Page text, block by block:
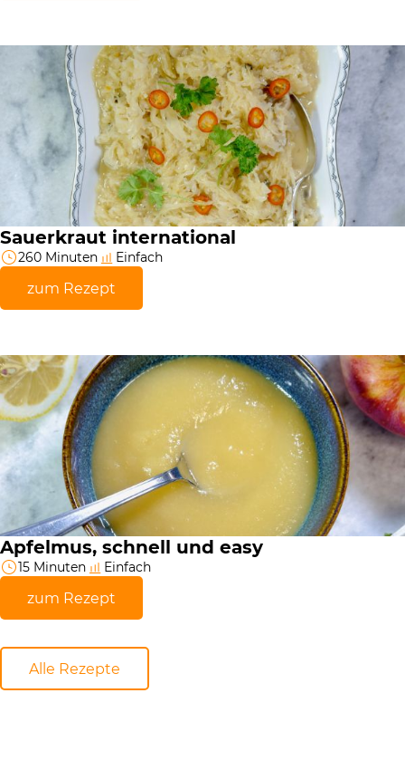
Sauerkraut international
260 Minuten Einfach
zum Rezept
Apfelmus, schnell und easy
15 Minuten Einfach
zum Rezept
Alle Rezepte